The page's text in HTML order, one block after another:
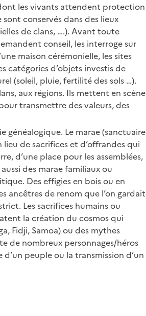
les vivants attendent protection
conservés dans des lieux
de clans, ….). Avant toute
conseil, les interroge sur
maison cérémonielle, les sites
catégories d’objets investis de
(soleil, pluie, fertilité des sols …).
aux régions. Ils mettent en scène
transmettre des valeurs, des
généalogique. Le marae (sanctuaire
de sacrifices et d’offrandes qui
d’une place pour les assemblées,
des marae familiaux ou
Des effigies en bois ou en
ancêtres de renom que l’on gardait
Les sacrifices humains ou
la création du cosmos qui
Fidji, Samoa) ou des mythes
de nombreux personnages/héros
peuple ou la transmission d’un